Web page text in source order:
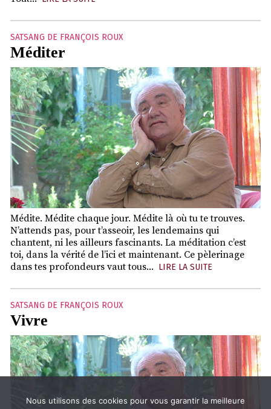
SATSANG DE FRANÇOIS ROUX
Méditer
Médite. Médite chaque jour. Médite là où tu te trouves.
N’attends pas, pour t’asseoir, les lendemains qui
chantent, ni les ailleurs fascinants. La méditation c’est
toi, dans la vérité de l’ici et maintenant. Ce pèlerinage
dans tes profondeurs vaut tous... LIRE LA SUITE
SATSANG DE FRANÇOIS ROUX
Vivre
Nous utilisons des cookies pour vous garantir la meilleure